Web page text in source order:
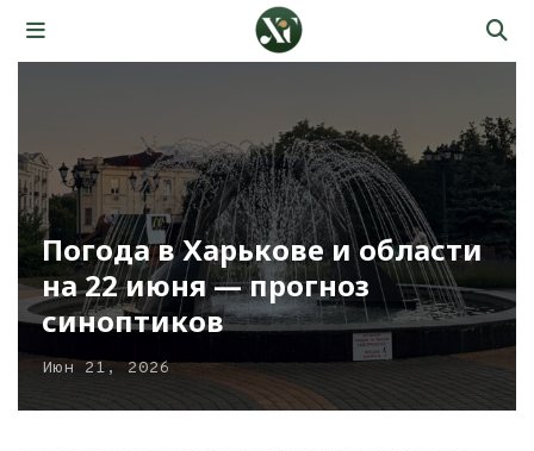
Погода в Харькове и области
на 22 июня — прогноз
синоптиков
Июн 21, 2026